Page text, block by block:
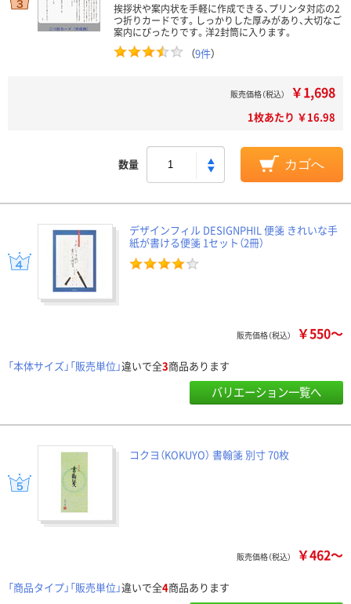
挨拶状や案内状を手軽に作成できる、プリンタ対応の2
つ折りカードです。しっかりした厚みがあり、大切なご
案内にぴったりです。洋2封筒に入ります。
（9件）
販売価格（税込） ￥1,698
1枚あたり ￥16.98
数量 カゴへ
デザインフィル DESIGNPHIL 便箋 きれいな手
紙が書ける便箋 1セット（2冊）
販売価格（税込） ￥550～
「本体サイズ」「販売単位」違いで全3商品あります
バリエーション一覧へ
コクヨ（KOKUYO） 書翰箋 別寸 70枚
販売価格（税込） ￥462～
「商品タイプ」「販売単位」違いで全4商品あります